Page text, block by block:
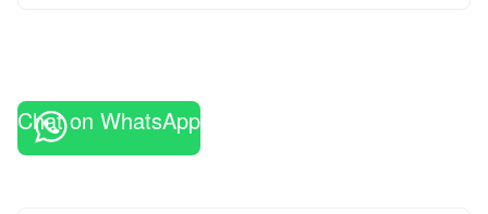
Chat on WhatsApp